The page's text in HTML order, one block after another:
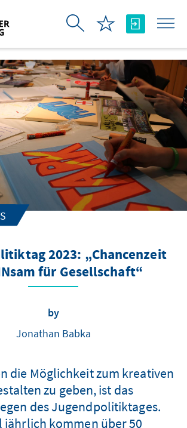
2023: „Chancenzeit
für Gesellschaft“
by
Jonathan Babka
die Möglichkeit zum kreativen
zu geben, ist das
des Jugendpolitiktages.
jährlich kommen über 50